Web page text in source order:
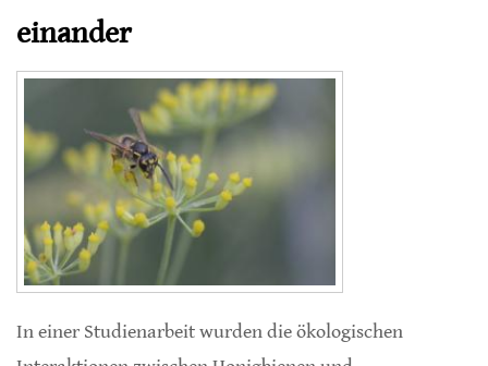
einander
In einer Studienarbeit wurden die ökologischen